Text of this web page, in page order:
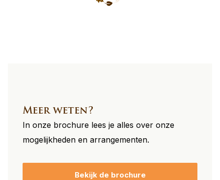
Meer weten?
In onze brochure lees je alles over onze
mogelijkheden en arrangementen.
Bekijk de brochure